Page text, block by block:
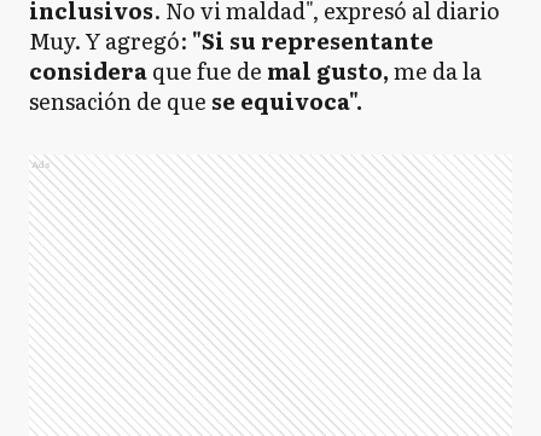
inclusivos. No vi maldad", expresó al diario
Muy. Y agregó: "Si su representante
consideraque fue de mal gusto,me da la
sensación de que se equivoca".
Ads